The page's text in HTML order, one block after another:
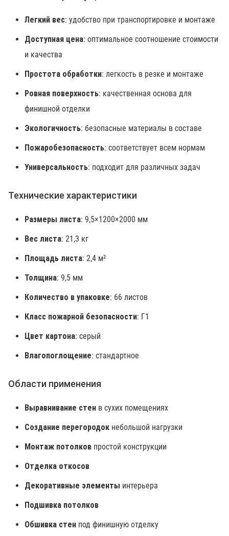
Легкий вес: удобство при транспортировке и монтаже
Доступная цена: оптимальное соотношение стоимости
и качества
Простота обработки: легкость в резке и монтаже
Ровная поверхность: качественная основа для
финишной отделки
Экологичность: безопасные материалы в составе
Пожаробезопасность: соответствует всем нормам
Универсальность: подходит для различных задач
Технические характеристики
Размеры листа: 9,5×1200×2000 мм
Вес листа: 21,3 кг
Площадь листа: 2,4 м²
Толщина: 9,5 мм
Количество в упаковке: 66 листов
Класс пожарной безопасности: Г1
Цвет картона: серый
Влагопоглощение: стандартное
Области применения
Выравнивание стен в сухих помещениях
Создание перегородок небольшой нагрузки
Монтаж потолков простой конструкции
Отделка откосов
Декоративные элементы интерьера
Подшивка потолков
Обшивка стен под финишную отделку